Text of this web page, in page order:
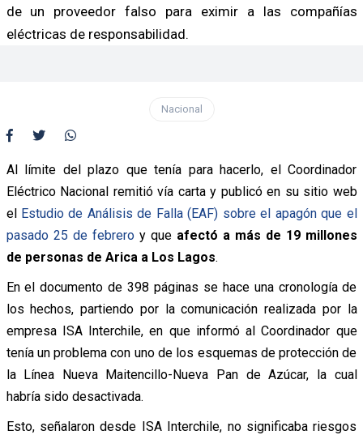
de un proveedor falso para eximir a las compañías
eléctricas de responsabilidad.
Nacional
Al límite del plazo que tenía para hacerlo, el Coordinador
Eléctrico Nacional remitió vía carta y publicó en su sitio web
el Estudio de Análisis de Falla (EAF) sobre el apagón que el
pasado 25 de febreroy que afectó a más de 19 millones
de personas de Arica a Los Lagos.
En el documento de 398 páginas se hace una cronología de
los hechos, partiendo por la comunicación realizada por la
empresa ISA Interchile, en que informó al Coordinador que
tenía un problema con uno de los esquemas de protección de
la Línea Nueva Maitencillo-Nueva Pan de Azúcar, la cual
habría sido desactivada.
Esto, señalaron desde ISA Interchile, no significaba riesgos